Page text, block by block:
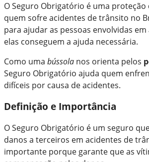
O Seguro Obrigatório é uma proteção
quem sofre acidentes de trânsito no
para ajudar as pessoas envolvidas em
elas conseguem a ajuda necessária.
Como uma bússola nos orienta pelos
Seguro Obrigatório ajuda quem
difíceis por causa de acidentes.
Definição e Importância
O Seguro Obrigatório é um seguro
danos a terceiros em acidentes de
importante porque garante que as